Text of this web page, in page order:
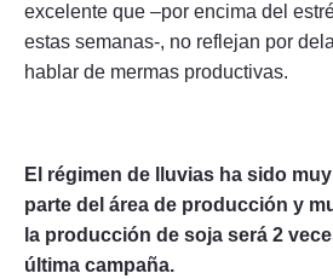
excelente que –por encima del
estas semanas-, no reflejan por
hablar de mermas productivas.
El régimen de lluvias ha sido
parte del área de producción y
la producción de soja será 2
última campaña.